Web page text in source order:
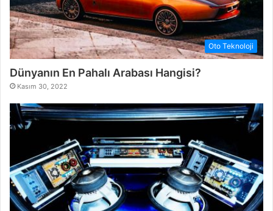
Oto Teknoloji
Dünyanın En Pahalı Arabası Hangisi?
Kasım 30, 2022